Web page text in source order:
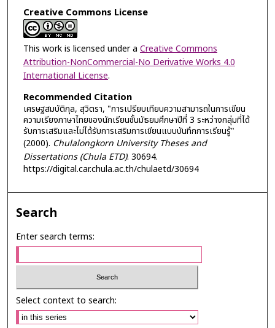
Creative Commons License
This work is licensed under a Creative Commons
Attribution-NonCommercial-No Derivative Works 4.0
International License.
Recommended Citation
เศรษฐสมบัติกุล, สุวิตรา, "การเปรียบเทียบความสามารถในการเขียน
ความเรียงภาษาไทยของนักเรียนชั้นมัธยมศึกษาปีที่ 3 ระหว่างกลุ่มที่ได้
รับการเสริมและไม่ได้รับการเสริมการเขียนแบบบันทึกการเรียนรู้"
(2000). Chulalongkorn University Theses and
Dissertations (Chula ETD). 30694.
https://digital.car.chula.ac.th/chulaetd/30694
Search
Enter search terms:
Select context to search: